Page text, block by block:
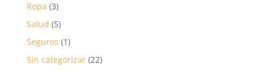
Ropa (3)
Salud (5)
Seguros (1)
Sin categorizar(22)